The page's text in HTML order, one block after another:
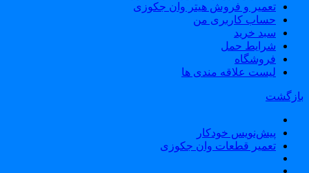
تعمیر و فروش هیتر وان جکوزی
حساب کاربری من
سبد خرید
شرایط حمل
فروشگاه
لیست علاقه مندی ها
پیش‌نویس خودکار
تعمیر قطعات وان جکوزی